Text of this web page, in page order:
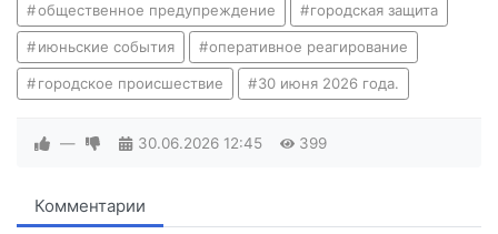
общественное предупреждение городская защита
июньские события оперативное реагирование
городское происшествие 30 июня 2026 года.
— 30.06.2026 12:45 399
Комментарии